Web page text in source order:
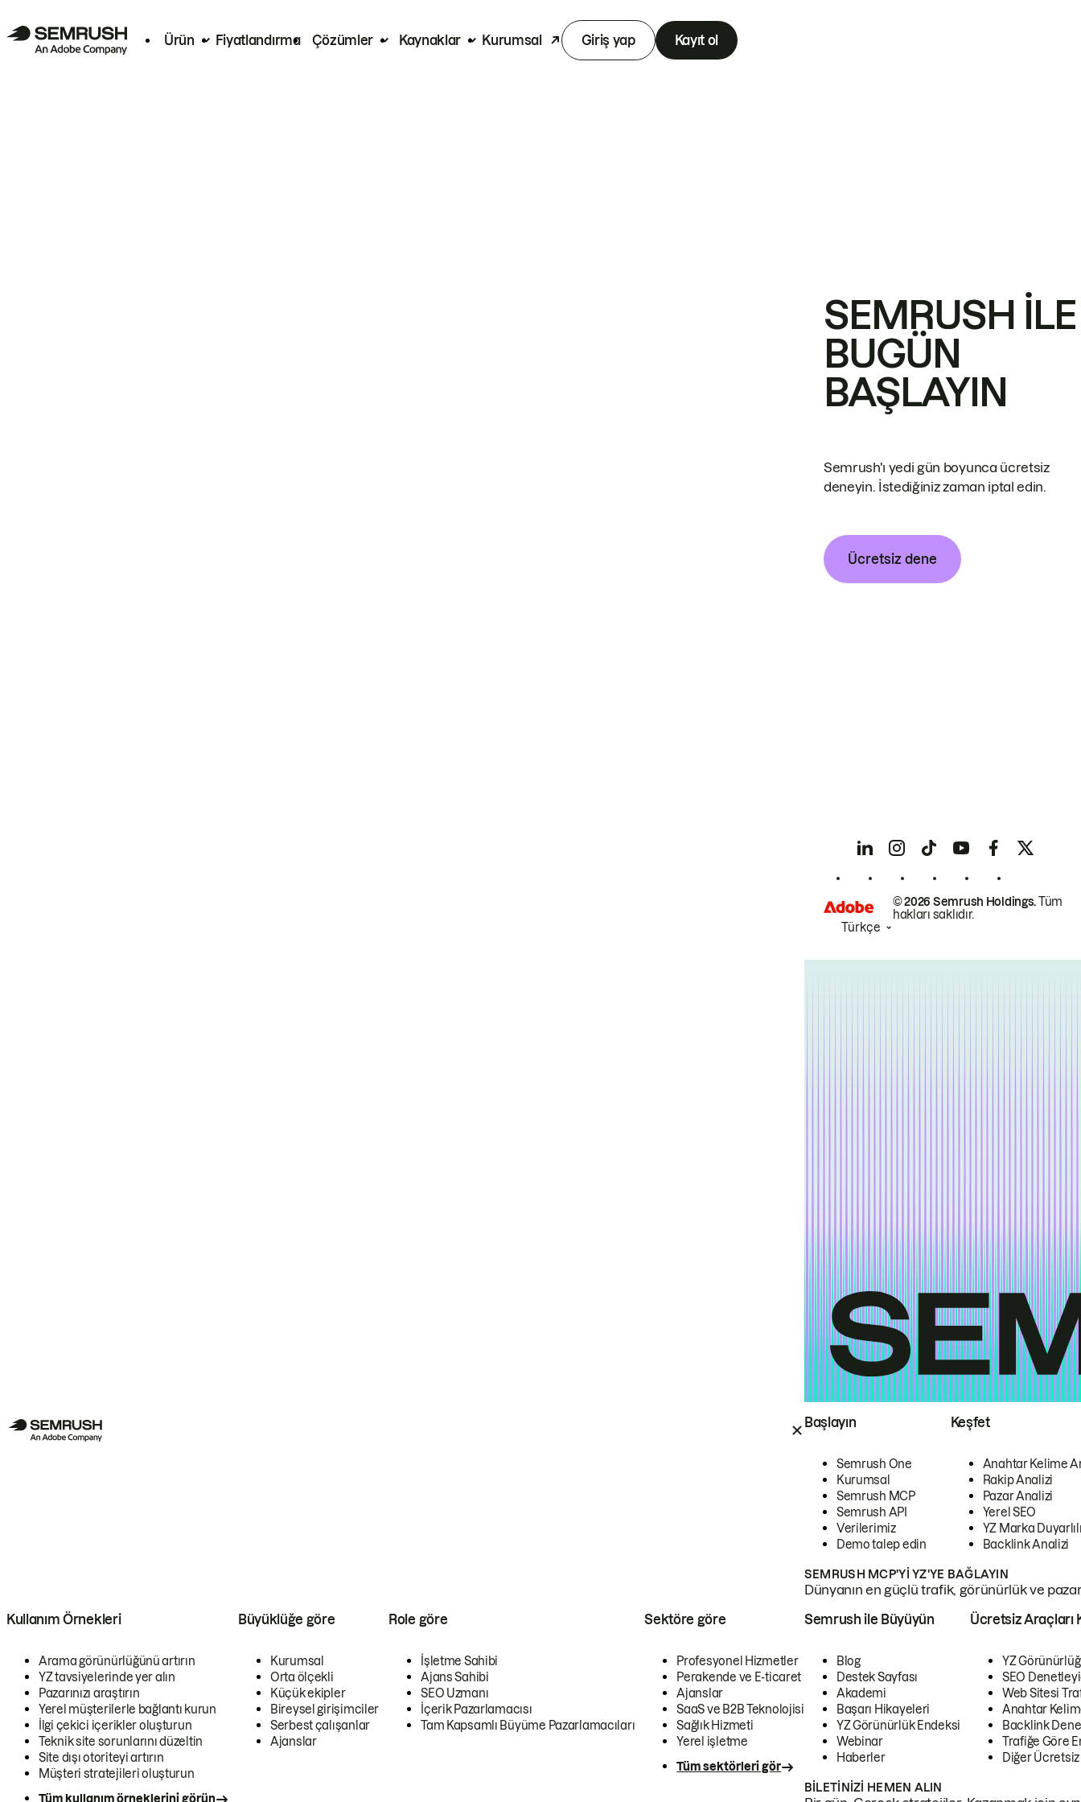
Ürün Fiyatlandırma Çözümler Kaynaklar Kurumsal Giriş yap Kayıt ol
Başlayın
Semrush One
Kurumsal
Semrush MCP
Semrush API
Verilerimiz
Demo talep edin
Keşfet
Anahtar Kelime
Rakip Analizi
Pazar Analizi
Yerel SEO
YZ Marka
Backlink Analizi
SEMRUSH MCP'YI YZ'YE BAĞLAYIN
Dünyanın en güçlü trafik, görünürlük ve
Kullanım Örnekleri
Arama görünürlüğünü artırın
YZ tavsiyelerinde yer alın
Pazarınızı araştırın
Yerel müşterilerle bağlantı kurun
İlgi çekici içerikler oluşturun
Teknik site sorunlarını düzeltin
Site dışı otoriteyi artırın
Müşteri stratejileri oluşturun
Tüm kullanım örneklerini görün
Büyüklüğe göre
Kurumsal
Orta ölçekli
Küçük ekipler
Bireysel girişimciler
Serbest çalışanlar
Ajanslar
Role göre
İşletme Sahibi
Ajans Sahibi
SEO Uzmanı
İçerik Pazarlamacısı
Tam Kapsamlı Büyüme Pazarlamacıları
Sektöre göre
Profesyonel Hizmetler
Perakende ve E-ticaret
Ajanslar
SaaS ve B2B Teknolojisi
Sağlık Hizmeti
Yerel işletme
Tüm sektörleri gör
Semrush ile Büyüyün
Blog
Destek Sayfası
Akademi
Başarı Hikayeleri
YZ Görünürlük Endeksi
Webinar
Haberler
Ücretsiz Araçları
YZ
SEO
Web Sitesi
Anahtar
Backlink
Trafiğe Göre
Diğer
BILETINIZI HEMEN ALIN
SEMRUSH ILE
BUGÜN
BAŞLAYIN
Semrush'ı yedi gün boyunca ücretsiz
deneyin. İstediğiniz zaman iptal edin.
Ücretsiz dene
© 2026 Semrush Holdings.Tüm
hakları saklıdır.
Türkçe